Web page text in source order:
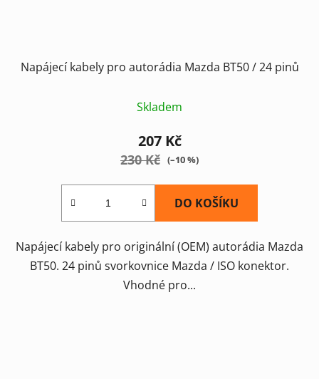
Napájecí kabely pro autorádia Mazda BT50 / 24 pinů
Skladem
207 Kč
230 Kč (–10 %)
DO KOŠÍKU
Napájecí kabely pro originální (OEM) autorádia Mazda
BT50. 24 pinů svorkovnice Mazda / ISO konektor.
Vhodné pro...